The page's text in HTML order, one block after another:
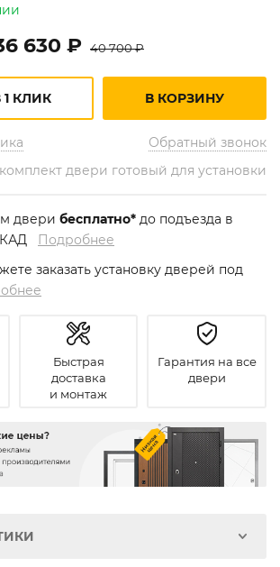
630 ₽ 40 700 ₽
Обратный звонок
КЛИК В КОРЗИНУ
двери готовый для установки
двери бесплатно* до подъезда в
Подробнее
заказать установку дверей под
Быстрая
доставка
и монтаж
Гарантия на все
двери